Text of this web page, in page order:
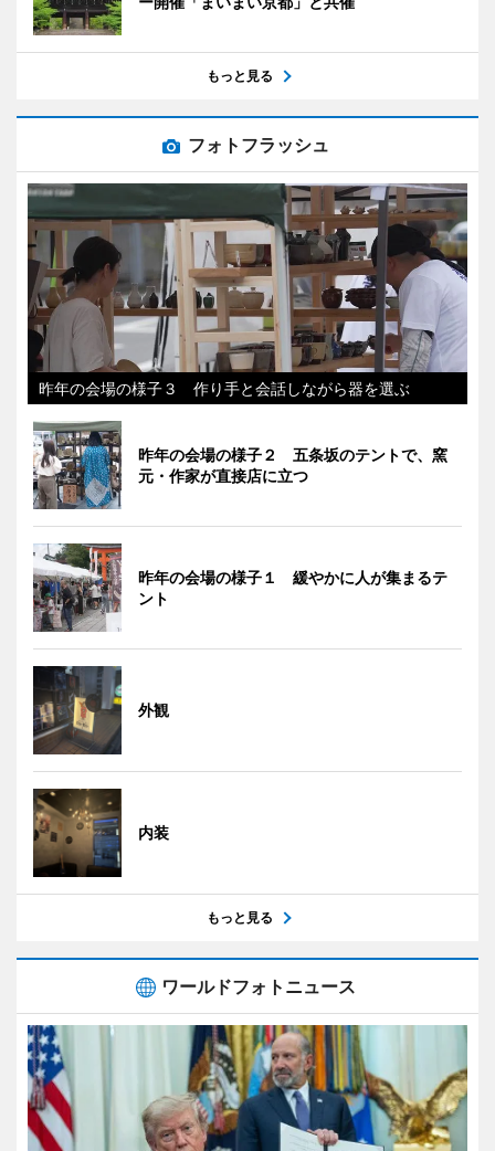
もっと見る
フォトフラッシュ
昨年の会場の様子３ 作り手と会話しながら器を選ぶ
昨年の会場の様子２ 五条坂のテントで、窯
元・作家が直接店に立つ
昨年の会場の様子１ 緩やかに人が集まるテ
ント
外観
内装
もっと見る
ワールドフォトニュース